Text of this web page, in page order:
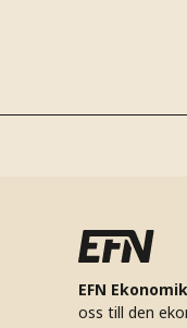
EFN
oss till den